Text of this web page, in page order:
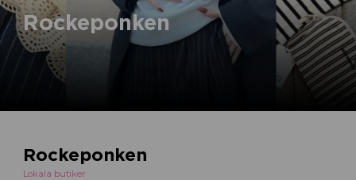
Rockeponken
Rockeponken
Lokala butiker